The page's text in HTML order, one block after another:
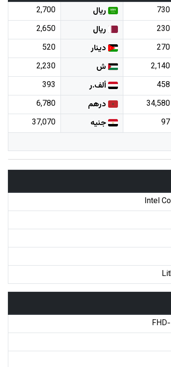
730 ريال
2,700
230 ريال
2,650
270 دينار
520
2,140 ش
2,230
458 ألف.ر
393
34,580 درهم
6,780
97 جنيه 37,070
Intel